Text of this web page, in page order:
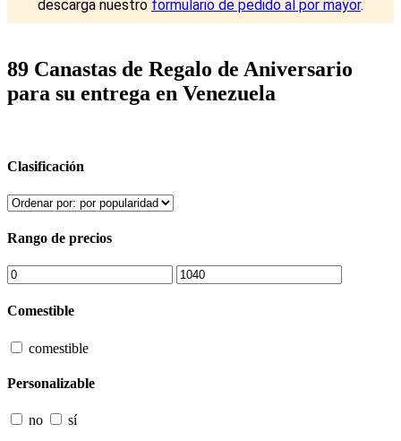
descarga nuestro formulario de pedido al por mayor.
89 Canastas de Regalo de Aniversario
para su entrega en Venezuela
Clasificación
Rango de precios
Comestible
comestible
Personalizable
no sí